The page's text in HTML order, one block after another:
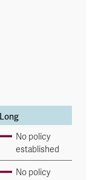
Long
No policy
established
No policy